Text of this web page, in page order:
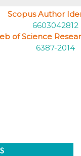
Scopus Author
6603042812
of Science
6387-2014